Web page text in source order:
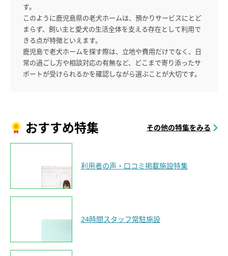
す。
このように鹿児島県の老犬ホームは、預かりサービスにとど
まらず、飼い主と愛犬の生活全体を支える存在として利用で
きる点が特徴といえます。
鹿児島で老犬ホームを探す際は、立地や費用だけでなく、日
常の過ごし方や相談対応の有無など、どこまで寄り添ったサ
ポートが受けられるかを確認しながら選ぶことが大切です。
おすすめ特集 その他の特集をみる
利用者の声・口コミ掲載施設特集
24時間スタッフ常駐施設